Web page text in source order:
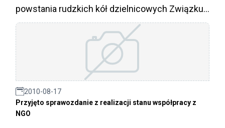
powstania rudzkich kół dzielnicowych Związku
oraz dotychczasowe dokonania członków
Organizacji. Zapraszamy do lektury!!!
2010-08-17
Przyjęto sprawozdanie z realizacji stanu współpracy z
NGO